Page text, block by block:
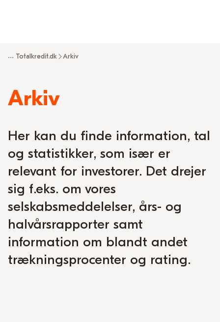
... Totalkredit.dk Arkiv
Arkiv
Her kan du finde information, tal
og statistikker, som især er
relevant for investorer. Det drejer
sig f.eks. om vores
selskabsmeddelelser, års- og
halvårsrapporter samt
information om blandt andet
trækningsprocenter og rating.